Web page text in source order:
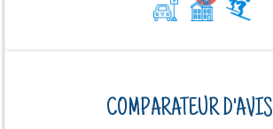
COMPARATEUR D'AVIS